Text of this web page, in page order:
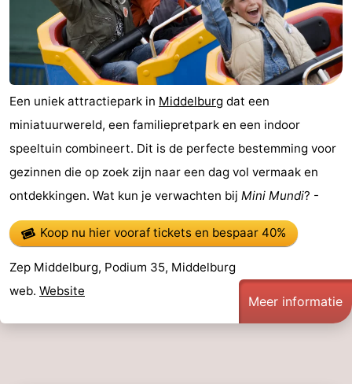
Oranjezon
Oostkapelle
Natuur
de
Mantelingen
-
Domburg
-
Zoutelande
-
Vlissingen
-
Middelburg
Weer
Contact
Een uniek attractiepark in Middelburg dat een
miniatuurwereld, een familiepretpark en een indoor
speeltuin combineert. Dit is de perfecte bestemming voor
gezinnen die op zoek zijn naar een dag vol vermaak en
ontdekkingen. Wat kun je verwachten bij Mini Mundi? -
Koop nu hier vooraf ticketsen bespaar 40%
Zep Middelburg, Podium 35, Middelburg
web. Website
Meer informatie